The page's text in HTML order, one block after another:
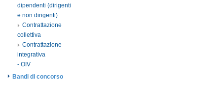
dipendenti (dirigenti
e non dirigenti)
Contrattazione
collettiva
Contrattazione
integrativa
- OIV
Bandi di concorso